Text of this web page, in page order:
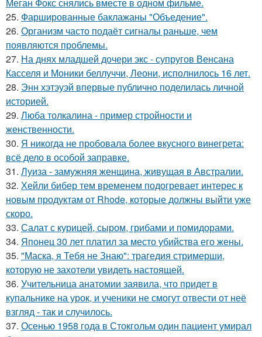
25. Фаршированные баклажаны "Объедение".
26. Организм часто подаёт сигналы раньше, чем
появляются проблемы.
27. На днях младшей дочери экс - супругов Венсана
Касселя и Моники беллуччи, Леони, исполнилось 16 лет.
28. Энн хэтэуэй впервые публично поделилась личной
историей.
29. Люба толкалина - пример стройности и
женственности.
30. Я никогда не пробовала более вкусного винегрета:
всё дело в особой заправке.
31. Луиза - замужняя женщина, живущая в Австралии.
32. Хейли бибер тем временем подогревает интерес к
новым продуктам от Rhode, которые должны выйти уже
скоро.
33. Салат с курицей, сыром, грибами и помидорами.
34. Японец 30 лет платил за место убийства его жены.
35. "Маска, я Тебя не Знаю": трагедия стримерши,
которую не захотели увидеть настоящей.
36. Учительница анатомии заявила, что придет в
купальнике на урок, и ученики не смогут отвести от неё
взгляд - так и случилось.
37. Осенью 1958 года в Стокгольм один пациент умирал